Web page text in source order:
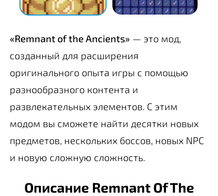
«Remnant of the Ancients» — это мод,
созданный для расширения
оригинального опыта игры с помощью
разнообразного контента и
развлекательных элементов. С этим
модом вы сможете найти десятки новых
предметов, нескольких боссов, новых NPC
и новую сложную сложность.
Описание Remnant Of The